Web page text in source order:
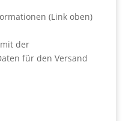
(Link oben)
der
für den Versand